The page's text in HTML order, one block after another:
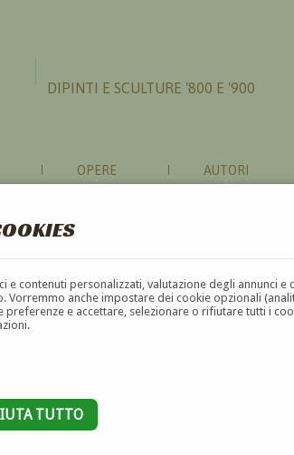
e contenuti personalizzati, valutazione degli annunci
Vorremmo anche impostare dei cookie opzionali
preferenze e accettare, selezionare o rifiutare tutti i
TUTTO
DIPINTI E SCULTURE '800 E '900
OPERE AUTORI
RIGUARDO A 'PER
?